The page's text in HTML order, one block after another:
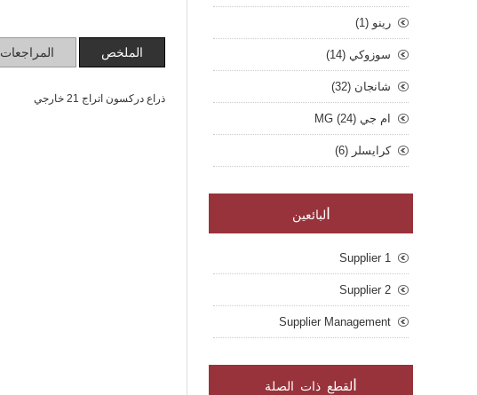
الملخص المراجعات
ذراع دركسون اتراج 21 خارجي
رينو (1)
سوزوكي (14)
شانجان (32)
ام جي MG (24)
كرايسلر (6)
لبائعين
Supplier 1
Supplier 2
Supplier Management
لقطع ذات الصلة